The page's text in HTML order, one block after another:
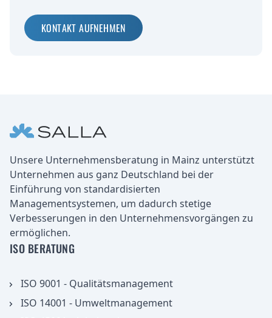
KONTAKT AUFNEHMEN
Unternehmen
Unsere Unternehmensberatung in Mainz unterstützt
Unternehmen aus ganz Deutschland bei der
Einführung von standardisierten
Managementsystemen, um dadurch stetige
Verbesserungen in den Unternehmensvorgängen zu
ermöglichen.
ISO BERATUNG
ISO 9001 - Qualitätsmanagement
ISO 14001 - Umweltmanagement